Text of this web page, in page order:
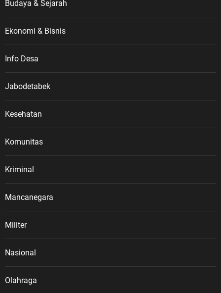
Budaya & Sejarah
Ekonomi & Bisnis
Info Desa
Jabodetabek
Kesehatan
Komunitas
Kriminal
Mancanegara
Militer
Nasional
Olahraga